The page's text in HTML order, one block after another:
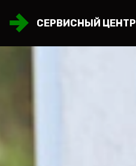
СЕРВИСНЫЙ ЦЕНТР